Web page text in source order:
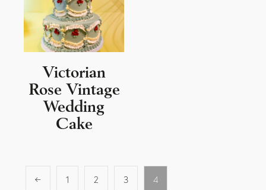
Victorian
Rose Vintage
Wedding
Cake
← 1 2 3 4